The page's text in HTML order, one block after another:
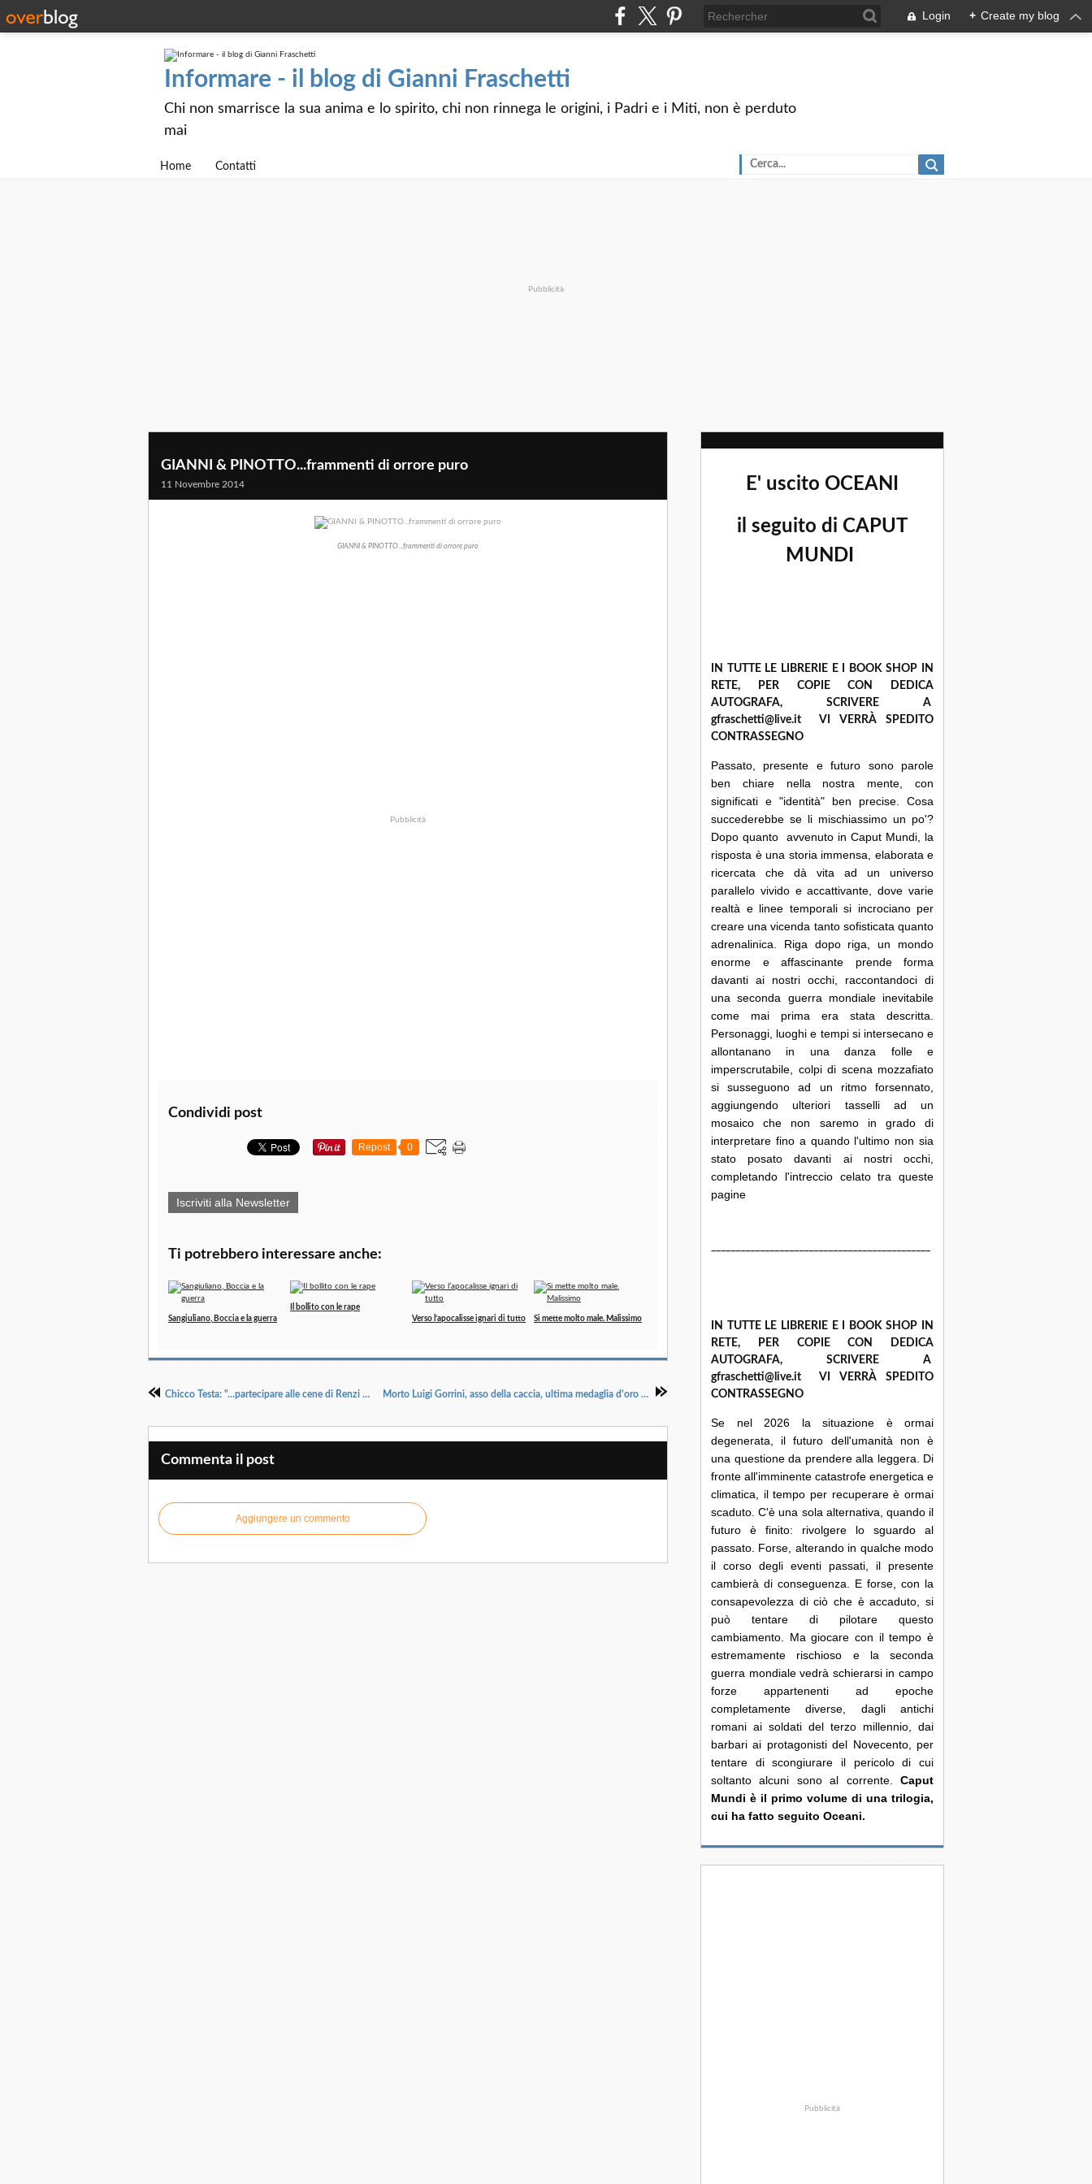
Login + Create my blog
Informare - il blog di Gianni Fraschetti
Chi non smarrisce la sua anima e lo spirito, chi non rinnega le origini, i Padri e i Miti, non è perduto
mai
Home Contatti
Pubblicità
GIANNI & PINOTTO...frammenti di orrore puro
11 Novembre 2014
GIANNI & PINOTTO...frammenti di orrore puro
Pubblicità
Condividi post
Repost 0
Iscriviti alla Newsletter
Ti potrebbero interessare anche:
Sangiuliano, Boccia e la guerra
Il bollito con le rape
Verso l’apocalisse ignari di tutto
Si mette molto male. Malissimo
Chicco Testa: "...partecipare alle cene di Renzi ha i suoi vantaggi..." Morto Luigi Gorrini, asso della caccia, ultima medaglia d'oro vivente dell'aeronautica
Commenta il post
Aggiungere un commento
E' uscito OCEANI
il seguito di CAPUT
MUNDI
IN TUTTE LE LIBRERIE E I BOOK SHOP IN
RETE, PER COPIE CON DEDICA
AUTOGRAFA, SCRIVERE A
gfraschetti@live.it VI VERRÀ SPEDITO
CONTRASSEGNO
Passato, presente e futuro sono parole
ben chiare nella nostra mente, con
significati e "identità" ben precise. Cosa
succederebbe se li mischiassimo un po'?
Dopo quanto avvenuto in Caput Mundi, la
risposta è una storia immensa, elaborata e
ricercata che dà vita ad un universo
parallelo vivido e accattivante, dove varie
realtà e linee temporali si incrociano per
creare una vicenda tanto sofisticata quanto
adrenalinica. Riga dopo riga, un mondo
enorme e affascinante prende forma
davanti ai nostri occhi, raccontandoci di
una seconda guerra mondiale inevitabile
come mai prima era stata descritta.
Personaggi, luoghi e tempi si intersecano e
allontanano in una danza folle e
imperscrutabile, colpi di scena mozzafiato
si susseguono ad un ritmo forsennato,
aggiungendo ulteriori tasselli ad un
mosaico che non saremo in grado di
interpretare fino a quando l'ultimo non sia
stato posato davanti ai nostri occhi,
completando l'intreccio celato tra queste
pagine
IN TUTTE LE LIBRERIE E I BOOK SHOP IN
RETE, PER COPIE CON DEDICA
AUTOGRAFA, SCRIVERE A
gfraschetti@live.it VI VERRÀ SPEDITO
CONTRASSEGNO
Se nel 2026 la situazione è ormai
degenerata, il futuro dell'umanità non è
una questione da prendere alla leggera. Di
fronte all'imminente catastrofe energetica e
climatica, il tempo per recuperare è ormai
scaduto. C'è una sola alternativa, quando il
futuro è finito: rivolgere lo sguardo al
passato. Forse, alterando in qualche modo
il corso degli eventi passati, il presente
cambierà di conseguenza. E forse, con la
consapevolezza di ciò che è accaduto, si
può tentare di pilotare questo
cambiamento. Ma giocare con il tempo è
estremamente rischioso e la seconda
guerra mondiale vedrà schierarsi in campo
forze appartenenti ad epoche
completamente diverse, dagli antichi
romani ai soldati del terzo millennio, dai
barbari ai protagonisti del Novecento, per
tentare di scongiurare il pericolo di cui
soltanto alcuni sono al corrente. Caput
Mundi è il primo volume di una trilogia,
cui ha fatto seguito Oceani.
Pubblicità